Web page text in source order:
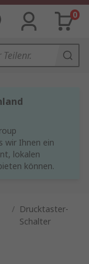
0
wir Ihnen ein
lokalen
können.
/ Drucktaster-
Schalter